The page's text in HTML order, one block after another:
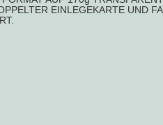
EINLEGEKARTE UND